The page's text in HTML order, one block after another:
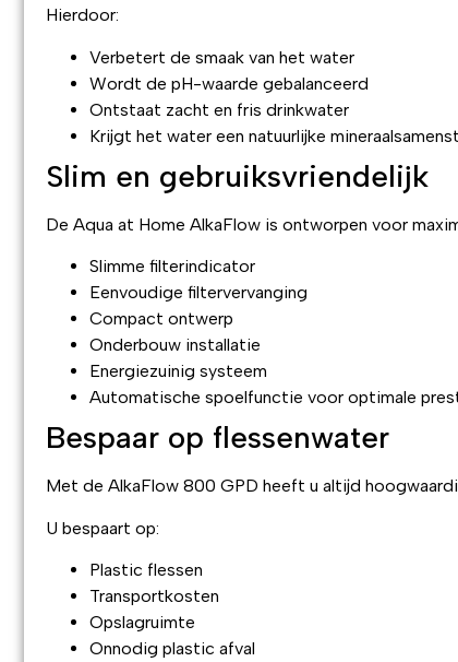
Hierdoor:
Verbetert de smaak van het water
Wordt de pH-waarde gebalanceerd
Ontstaat zacht en fris drinkwater
Krijgt het water een natuurlijke
Slim en gebruiksvriendelijk
De Aqua at Home AlkaFlow is ontworpen voor
Slimme filterindicator
Eenvoudige filtervervanging
Compact ontwerp
Onderbouw installatie
Energiezuinig systeem
Automatische spoelfunctie voor optimale
Bespaar op flessenwater
Met de AlkaFlow 800 GPD heeft u altijd
U bespaart op:
Plastic flessen
Transportkosten
Opslagruimte
Onnodig plastic afval